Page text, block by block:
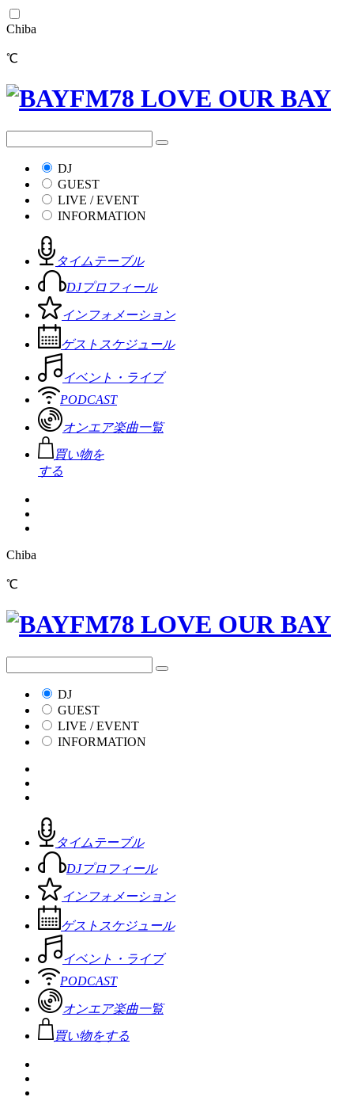
Chiba
℃
DJ
GUEST
LIVE / EVENT
INFORMATION
タイムテーブル
DJプロフィール
インフォメーション
ゲストスケジュール
イベント・ライブ
PODCAST
オンエア楽曲一覧
買い物を
する
Chiba
℃
DJ
GUEST
LIVE / EVENT
INFORMATION
タイムテーブル
DJプロフィール
インフォメーション
ゲストスケジュール
イベント・ライブ
PODCAST
オンエア楽曲一覧
買い物をする